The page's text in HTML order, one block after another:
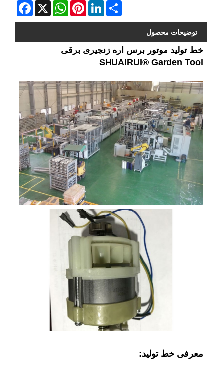
Facebook X
WhatsAppPinterestLinkedInShare
توضیحات محصول
خط تولید موتور برس اره زنجیری برقی
SHUAIRUI® Garden Tool
معرفی خط تولید: